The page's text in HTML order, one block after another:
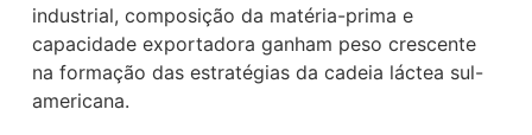
industrial, composição da matéria-prima e
capacidade exportadora ganham peso crescente
na formação das estratégias da cadeia láctea sul-
americana.